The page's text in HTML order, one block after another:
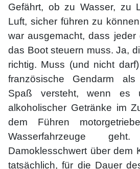
Gefährt, ob zu Wasser, zu
Luft, sicher führen zu
war ausgemacht, dass jeder
das Boot steuern muss. Ja,
richtig. Muss (und nicht
französische Gendarm
Spaß versteht, wenn es
alkoholischer Getränke im
dem Führen
Wasserfahrzeuge
Damoklesschwert über dem
tatsächlich, für die Dauer